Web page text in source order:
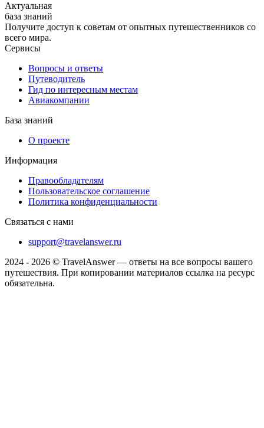
Актуальная
база знаний
Получите доступ к советам от опытных путешественников со
всего мира.
Сервисы
Вопросы и ответы
Путеводитель
Гид по интересным местам
Авиакомпании
База знаний
О проекте
Информация
Правообладателям
Пользовательское соглашение
Политика конфиденциальности
Связаться с нами
support@travelanswer.ru
2024 - 2026 © TravelAnswer — ответы на все вопросы вашего
путешествия. При копировании материалов ссылка на ресурс
обязательна.